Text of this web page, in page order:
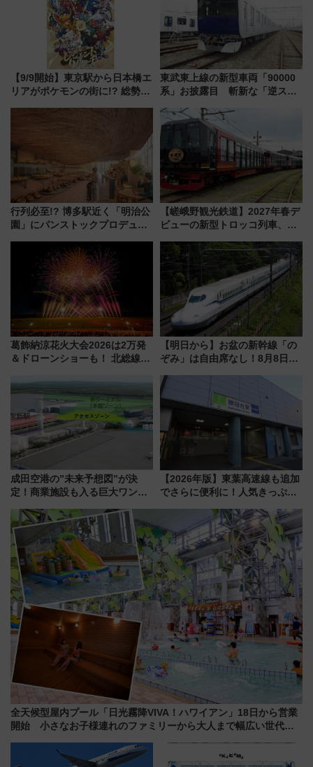
【9/9開始】東京駅から日本橋エ
リアがポケモンの街に!? 総勢
東武東上線の新型車両「90000
系」お披露目 斬新な「逆スラ
放的な車内空間に注目、デビュ
ーは9月
行列必至!? 博多駅近く「明治公
園」にパンストックプロデュー
オープン 秋からはビストロ営業
【嵯峨野観光鉄道】2027年春デ
ビューの新型トロッコ列車、い
は2026年で引退
葛飾納涼花火大会2026は2万発
＆ドローンショーも！ 北総線を
車、観覧スポット情報と周辺観
光まとめ（7/28開催）
【明日から】お盆の新幹線「の
ぞみ」は自由席なし！8月8日午
せば空きが見つかることも 混
雑避ける「空席」探しのコツ
成田空港の”未来予想図”が決
定！商業施設も入る巨大ワンタ
で新型特急が品川･羽田とを結
ぶ！ JR空港駅は2面3線化！
【2026年版】東葉高速線も追加
でさらに便利に！人気きっぷ
今年も発売 秋・早春に千葉県を
巡るなら使い勝手・コスパ抜群
全天候型屋内プール「日光霧降VIVA！ハワイアン」18日から営業
開始 小さなお子様連れのファミリーから大人まで幅広い世代が